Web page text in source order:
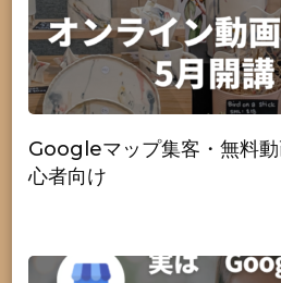
Googleマップ集客・無料
心者向け